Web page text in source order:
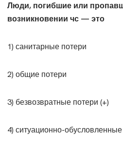
Люди, погибшие или
возникновении чс — это
1) санитарные потери
2) общие потери
3) безвозвратные потери (+)
4) ситуационно-